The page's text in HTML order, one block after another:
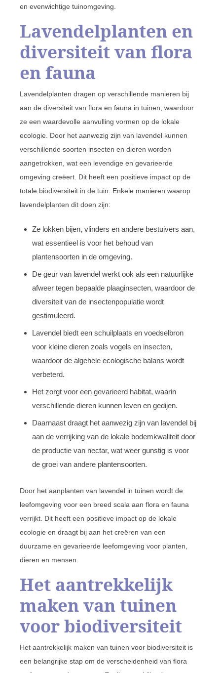
en evenwichtige tuinomgeving.
Lavendelplanten en
diversiteit van flora
en fauna
Lavendelplanten dragen op verschillende manieren bij
aan de diversiteit van flora en fauna in tuinen, waardoor
ze een waardevolle aanvulling vormen op de lokale
ecologie. Door het aanwezig zijn van lavendel kunnen
verschillende soorten insecten en dieren worden
aangetrokken, wat een levendige en gevarieerde
omgeving creëert. Dit heeft een positieve impact op de
totale biodiversiteit in de tuin. Enkele manieren waarop
lavendelplanten dit doen zijn:
Ze lokken bijen, vlinders en andere bestuivers aan,
wat essentieel is voor het behoud van
plantensoorten in de omgeving.
De geur van lavendel werkt ook als een natuurlijke
afweer tegen bepaalde plaaginsecten, waardoor de
diversiteit van de insectenpopulatie wordt
gestimuleerd.
Lavendel biedt een schuilplaats en voedselbron
voor kleine dieren zoals vogels en insecten,
waardoor de algehele ecologische balans wordt
verbeterd.
Het zorgt voor een gevarieerd habitat, waarin
verschillende dieren kunnen leven en gedijen.
Daarnaast draagt het aanwezig zijn van lavendel bij
aan de verrijking van de lokale bodemkwaliteit door
de productie van nectar, wat weer gunstig is voor
de groei van andere plantensoorten.
Door het aanplanten van lavendel in tuinen wordt de
leefomgeving voor een breed scala aan flora en fauna
verrijkt. Dit heeft een positieve impact op de lokale
ecologie en draagt bij aan het creëren van een
duurzame en gevarieerde leefomgeving voor planten,
dieren en mensen.
Het aantrekkelijk
maken van tuinen
voor biodiversiteit
Het aantrekkelijk maken van tuinen voor biodiversiteit is
een belangrijke stap om de verscheidenheid van flora